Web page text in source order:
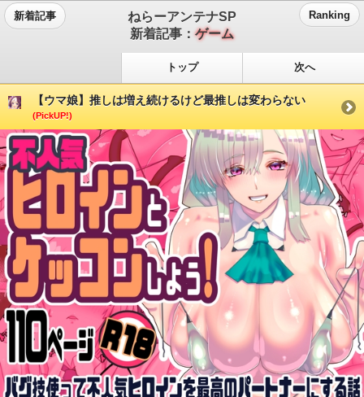
新着記事
ねらーアンテナSP
新着記事：ゲーム
Ranking
トップ 次へ
【ウマ娘】推しは増え続けるけど最推しは変わらない
(PickUP!)